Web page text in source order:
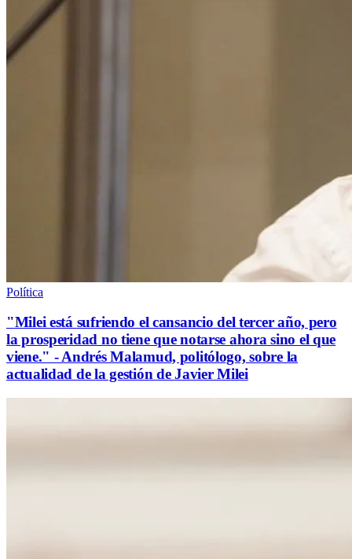
Política
"Milei está sufriendo el cansancio del tercer año, pero
la prosperidad no tiene que notarse ahora sino el que
viene." - Andrés Malamud, politólogo, sobre la
actualidad de la gestión de Javier Milei